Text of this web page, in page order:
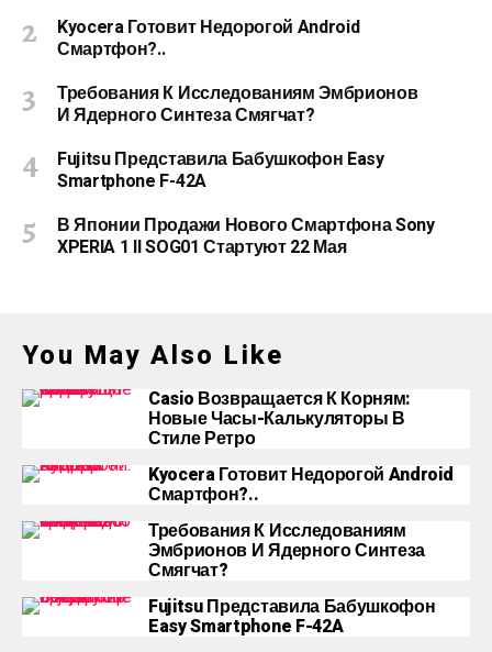
Kyocera Готовит Недорогой Android
Смартфон?..
Требования К Исследованиям Эмбрионов
И Ядерного Синтеза Смягчат?
Fujitsu Представила Бабушкофон Easy
Smartphone F-42A
В Японии Продажи Нового Смартфона Sony
XPERIA 1 II SOG01 Стартуют 22 Мая
You May Also Like
Casio Возвращается К Корням:
Новые Часы-Калькуляторы В
Стиле Ретро
Kyocera Готовит Недорогой Android
Смартфон?..
Требования К Исследованиям
Эмбрионов И Ядерного Синтеза
Смягчат?
Fujitsu Представила Бабушкофон
Easy Smartphone F-42A